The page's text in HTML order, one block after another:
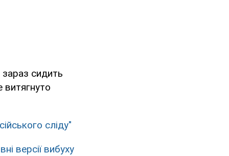
сидить
витягнуто
сліду"
версії вибуху